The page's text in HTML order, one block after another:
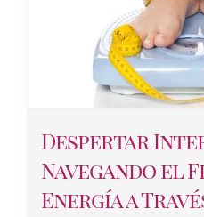
Despertar
Navegando el
Energía a